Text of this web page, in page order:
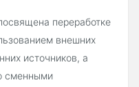
переработке
внешних
источников, а
сменными